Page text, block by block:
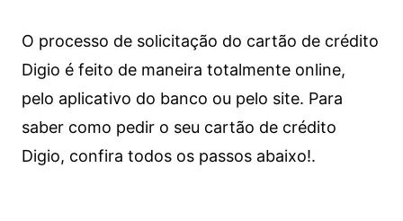
O processo de solicitação do cartão de crédito
Digio é feito de maneira totalmente online,
pelo aplicativo do banco ou pelo site. Para
saber como pedir o seu cartão de crédito
Digio, confira todos os passos abaixo!.